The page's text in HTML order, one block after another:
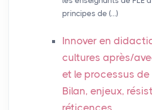
principes de (…)
Innover en
cultures après/
et le processus de
Bilan, enjeux,